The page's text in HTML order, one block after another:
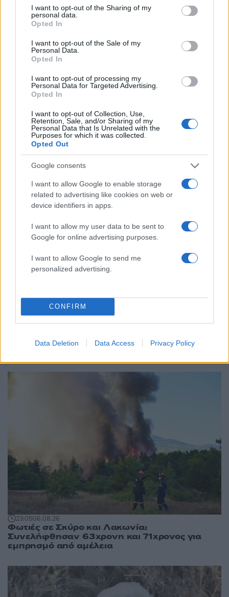
not limited to your visit or usage behaviour. You may click to
grant or deny consent to Google and its third-party tags to
use your data for below specified purposes in below Google
consent section.
I want to opt-out of the Sharing of my
personal data.
Opted In
I want to opt-out of the Sale of my
Personal Data.
Opted In
I want to opt-out of processing my
Personal Data for Targeted Advertising.
Opted In
I want to opt-out of Collection, Use,
Retention, Sale, and/or Sharing of my
Personal Data that Is Unrelated with the
Purposes for which it was collected.
Opted Out
Google consents
I want to allow Google to enable storage
related to advertising like cookies on web or
device identifiers in apps.
I want to allow my user data to be sent to
Google for online advertising purposes.
I want to allow Google to send me
personalized advertising.
CONFIRM
Data Deletion Data Access Privacy Policy
Μυστράς: «Για ψυχολογικούς λόγους»
κρατούσε τον νεκρό πατέρα του στον
καταψύκτη – Δεν ήταν οικονομικό το
Μητσοτάκης στην υπογραφή συμφωνίας
για την ηλεκτρική διασύνδεση Ελλάδας –
είσοδος της Meridiam στην GSI
Canadair 515: Οι πρώτες εικόνες από την
κατασκευή του αεροσκάφους που θα
επιχειρεί και τη νύχτα στα μέτωπα της
φωτιάς
πρώην στελέχη κατά Καρυστιανού: «Δεν
αποχωρήσαμε για καρέκλες», αιχμές για
«συγκεντρωτικό μοντέλο»
Το πολωμένο μελτέμι που τροφοδότησε
τις φωτιές σε Αττική και Βοιωτία: «Από τα
ισχυρότερα επεισόδια των τελευταίων 50
χρόνων»
Κρανίου τόπος το Πόρτο Γερμενό μετά το
καταστροφικό πέρασμα της φωτιάς –
Ελλάδα: Περισσότερα
23:0506.08.26
Φωτιές σε Σκύρο και Λακωνία:
Συνελήφθησαν 63χρονη και 71χρονος για
εμπρησμό από αμέλεια